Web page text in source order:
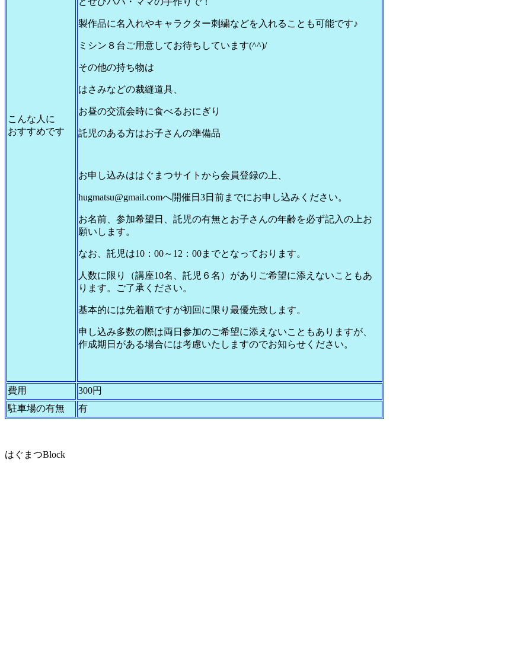
こんな人に
おすすめです
製作品に名入れやキャラクター刺繍などを入れることも可能です♪
ミシン８台ご用意してお待ちしています(^^)/
その他の持ち物は
はさみなどの裁縫道具、
お昼の交流会時に食べるおにぎり
託児のある方はお子さんの準備品
お申し込みははぐまつサイトから会員登録の上、
hugmatsu@gmail.comへ開催日3日前までにお申し込みください。
お名前、参加希望日、託児の有無とお子さんの年齢を必ず記入の上お
願いします。
なお、託児は10：00～12：00までとなっております。
人数に限り（講座10名、託児６名）がありご希望に添えないこともあ
ります。ご了承ください。
基本的には先着順ですが初回に限り最優先致します。
申し込み多数の際は両日参加のご希望に添えないこともありますが、
作成期日がある場合には考慮いたしますのでお知らせください。
費用
300円
駐車場の有無
有
はぐまつBlock